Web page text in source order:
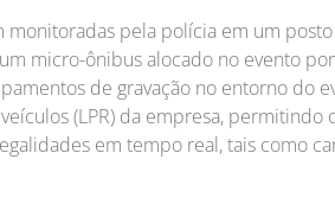
monitoradas pela polícia em um
micro-ônibus alocado no evento
de gravação no entorno do
(LPR) da empresa,
em tempo real, tais como